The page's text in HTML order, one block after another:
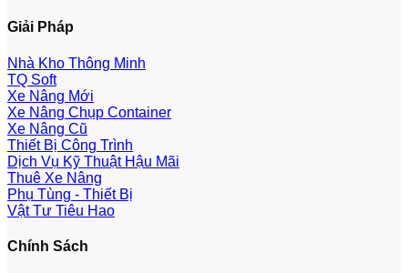
Giải Pháp
Nhà Kho Thông Minh
TQ Soft
Xe Nâng Mới
Xe Nâng Chụp Container
Xe Nâng Cũ
Thiết Bị Công Trình
Dịch Vụ Kỹ Thuật Hậu Mãi
Thuê Xe Nâng
Phụ Tùng - Thiết Bị
Vật Tư Tiêu Hao
Chính Sách